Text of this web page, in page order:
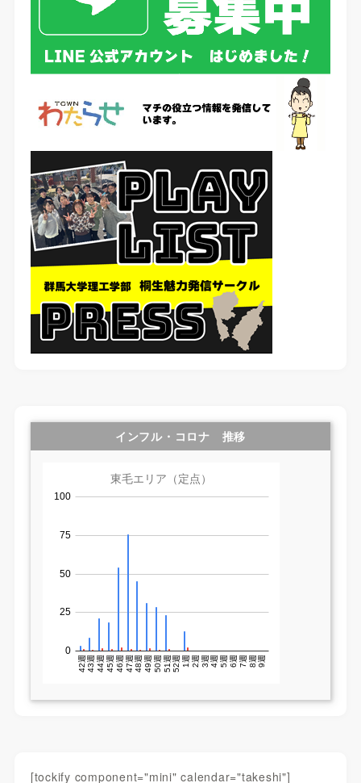
インフル・コロナ 推移
[tockify component="mini" calendar="takeshi"]